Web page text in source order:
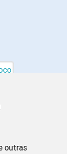
outras